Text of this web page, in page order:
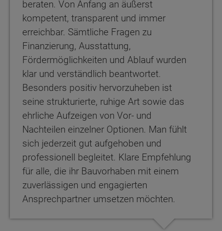
beraten. Von Anfang an äußerst
kompetent, transparent und immer
erreichbar. Sämtliche Fragen zu
Finanzierung, Ausstattung,
Fördermöglichkeiten und Ablauf wurden
klar und verständlich beantwortet.
Besonders positiv hervorzuheben ist
seine strukturierte, ruhige Art sowie das
ehrliche Aufzeigen von Vor- und
Nachteilen einzelner Optionen. Man fühlt
sich jederzeit gut aufgehoben und
professionell begleitet. Klare Empfehlung
für alle, die ihr Bauvorhaben mit einem
zuverlässigen und engagierten
Ansprechpartner umsetzen möchten.